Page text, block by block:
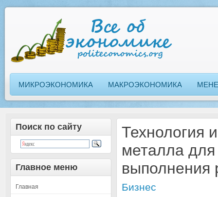
МИКРОЭКОНОМИКА МАКРОЭКОНОМИКА
Поиск по сайту
Главное меню
Главная
Технология
металла для
выполнения
Бизнес